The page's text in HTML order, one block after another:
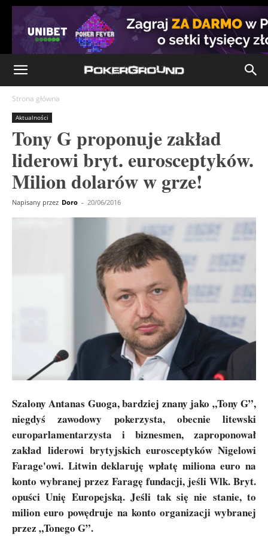
Strona główna
Aktualności
Tony G proponuje zakład
liderowi bryt. eurosceptyków.
Milion dolarów w grze!
Napisany przez Doro - 20/06/2016
Szalony Antanas Guoga, bardziej znany jako „Tony G”,
niegdyś zawodowy pokerzysta, obecnie litewski
europarlamentarzysta i biznesmen, zaproponował
zakład liderowi brytyjskich eurosceptyków Nigelowi
Farage'owi. Litwin deklaruję wpłatę miliona euro na
konto wybranej przez Faragę fundacji, jeśli Wlk. Bryt.
opuści Unię Europejską. Jeśli tak się nie stanie, to
milion euro powędruje na konto organizacji wybranej
przez „Tonego G”.